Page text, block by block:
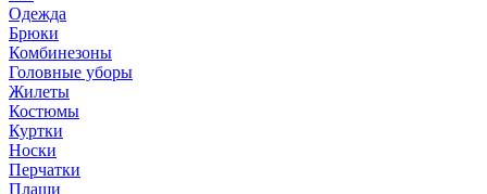
Одежда
Брюки
Комбинезоны
Головные уборы
Жилеты
Костюмы
Куртки
Носки
Перчатки
Плащи